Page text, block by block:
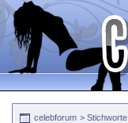
celebforum > Stichworte